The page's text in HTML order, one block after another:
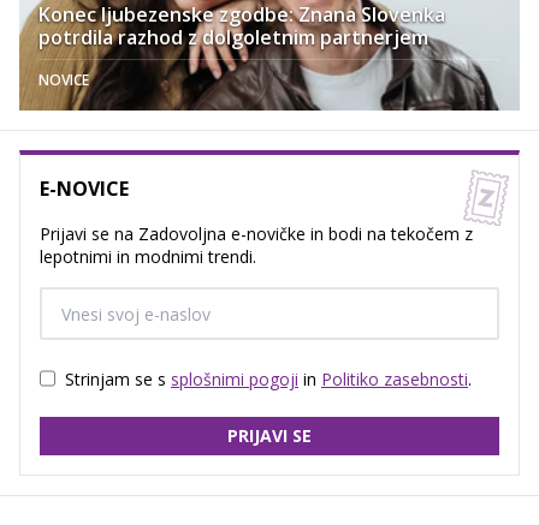
Konec ljubezenske zgodbe: Znana Slovenka
potrdila razhod z dolgoletnim partnerjem
NOVICE
E-NOVICE
Prijavi se na Zadovoljna e-novičke in bodi na tekočem z
lepotnimi in modnimi trendi.
Strinjam se s splošnimi pogoji in Politiko zasebnosti.
PRIJAVI SE